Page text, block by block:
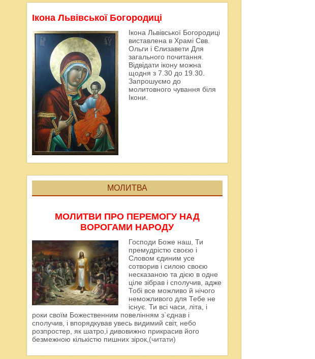
Ікона Львівської Богородиці
Ікона Львівської Богородиці
виставлена в Храмі Свв.
Ольги і Єлизавети Для
загального почитання.
Відвідати ікону можна
щодня з 7.30 до 19.30.
Запрошуємо до
молитовного чування біля
Ікони.
МОЛИТВА
МОЛИТВИ ПРО ПЕРЕМОГУ НАД
ВОРОГАМИ НАРОДУ
Господи Боже наш, Ти
премудрістю своєю і
Словом єдиним усе
сотворив і силою своєю
несказаною та дією в одне
ціле зібрав і сполучив, адже
Тобі все можливо й нічого
неможливого для Тебе не
існує. Ти всі часи, літа, і
роки своїм Божественним повелінням з`єднав і
сполучив, і впорядкував увесь видимий світ, небо
розпростер, як шатро,і дивовижно прикрасив його
безмежною кількістю пишних зірок, (читати)